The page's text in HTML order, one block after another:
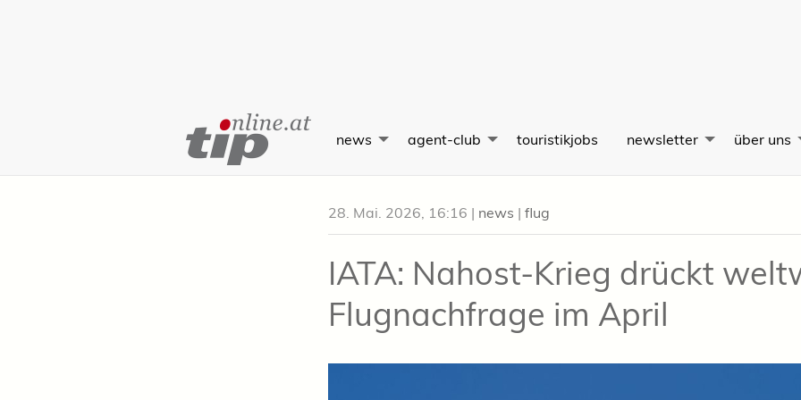
Content
news agent-club touristikjobs newsletter über uns
28. Mai. 2026, 16:16 | news | flug
IATA: Nahost-Krieg drückt
Flugnachfrage im April